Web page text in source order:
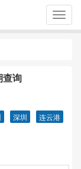
查询
深圳 连云港